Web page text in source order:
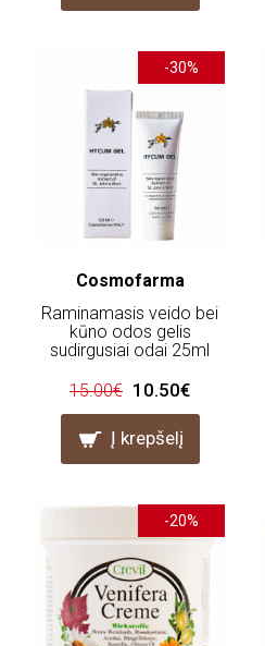
-30%
Cosmofarma
Raminamasis veido bei
kūno odos gelis
sudirgusiai odai 25ml
15.00€ 10.50€
Į krepšelį
-20%